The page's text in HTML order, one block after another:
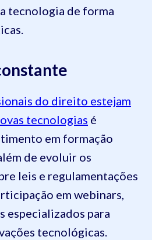
tecnologia de forma
do direito estejam
tecnologias é
em formação
de evoluir os
leis e regulamentações
em webinars,
especializados para
tecnológicas.